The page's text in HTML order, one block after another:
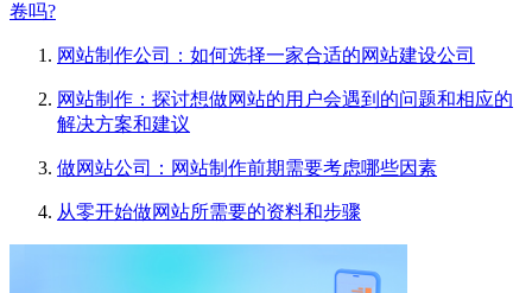
卷吗?
网站制作公司：如何选择一家合适的网站建设公司
网站制作：探讨想做网站的用户会遇到的问题和相应的
解决方案和建议
做网站公司：网站制作前期需要考虑哪些因素
从零开始做网站所需要的资料和步骤